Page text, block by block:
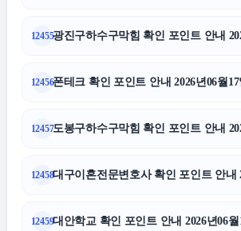
수원
구
12455광진구하수구막힘 확인 포인트 안내
12456폰테크 확인 포인트 안내 2026년06월
12457도봉구하수구막힘 확인 포인트 안내
12458대구이혼전문변호사 확인 포인트 안내
12459대안학교 확인 포인트 안내 2026년06월